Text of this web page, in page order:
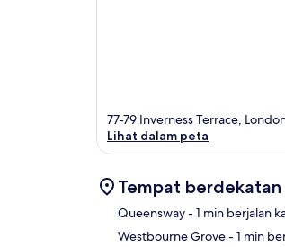
77-79 Inverness Terrace,
Lihat dalam peta
Tempat berdekatan
Queensway- 1 min berjalan
Westbourne Grove- 1 min